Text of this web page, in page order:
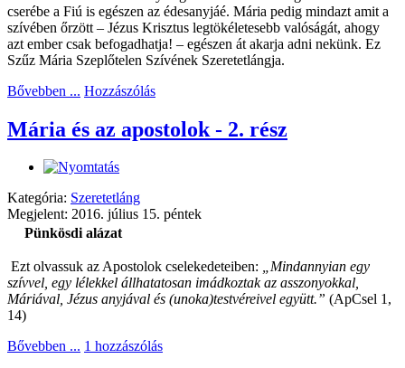
cserébe a Fiú is egészen az édesanyjáé. Mária pedig mindazt amit a
szívében őrzött – Jézus Krisztus legtökéletesebb valóságát, ahogy
azt ember csak befogadhatja! – egészen át akarja adni nekünk. Ez
Szűz Mária Szeplőtelen Szívének Szeretetlángja.
Bővebben ... Hozzászólás
Mária és az apostolok - 2. rész
Kategória: Szeretetláng
Megjelent: 2016. július 15. péntek
Pünkösdi alázat
Ezt olvassuk az Apostolok cselekedeteiben: „Mindannyian egy
szívvel, egy lélekkel állhatatosan imádkoztak az asszonyokkal,
Máriával, Jézus anyjával és (unoka)testvéreivel együtt.” (ApCsel 1,
14)
Bővebben ... 1 hozzászólás